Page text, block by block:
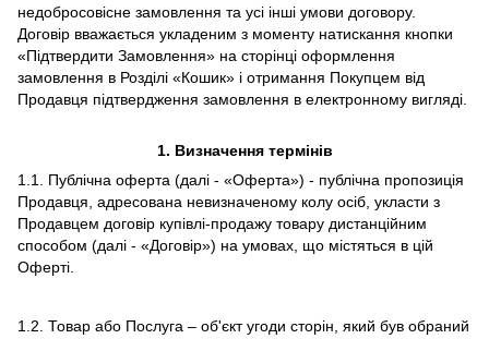
недобросовісне замовлення та усі інші умови договору.
Договір вважається укладеним з моменту натискання кнопки
«Підтвердити Замовлення» на сторінці оформлення
замовлення в Розділі «Кошик» і отримання Покупцем від
Продавця підтвердження замовлення в електронному вигляді.
1. Визначення термінів
1.1. Публічна оферта (далі - «Оферта») - публічна пропозиція
Продавця, адресована невизначеному колу осіб, укласти з
Продавцем договір купівлі-продажу товару дистанційним
способом (далі - «Договір») на умовах, що містяться в цій
Оферті.
1.2. Товар або Послуга – об'єкт угоди сторін, який був обраний